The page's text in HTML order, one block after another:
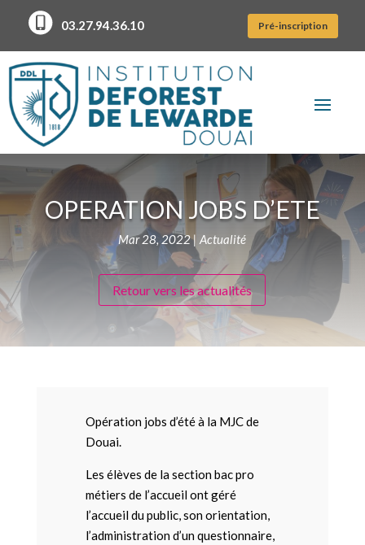
03.27.94.36.10 Pré-inscription
OPERATION JOBS D’ETE
Mar 28, 2022|Actualité
Retour vers les actualités
Opération jobs d’été à la MJC de
Douai.
Les élèves de la section bac pro
métiers de l’accueil ont géré
l’accueil du public, son orientation,
l’administration d’un questionnaire,